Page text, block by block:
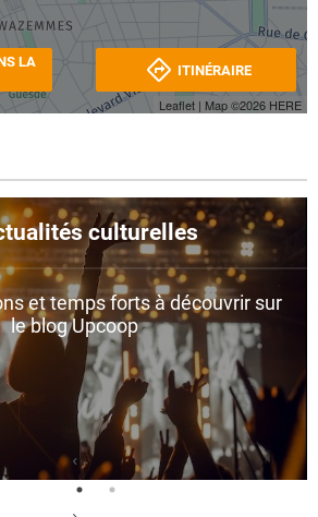
Leaflet | Map ©2026 HERE
LA
ITINÉRAIRE
culturelles
et temps forts à découvrir sur
le blog Upcoop